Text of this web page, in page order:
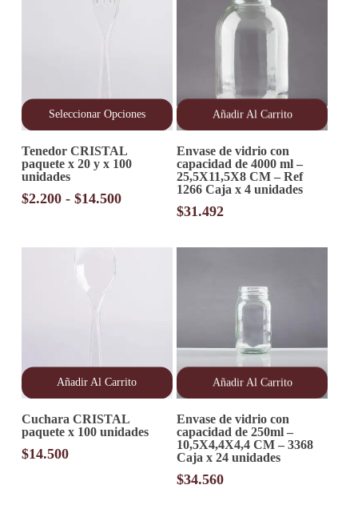
Seleccionar Opciones
producto
tiene
múltiples
variantes.
Tenedor CRISTAL
paquete x 20 y x 100
unidades
$2.200 - $14.500Rango
desde
Añadir Al Carrito
Envase de vidrio con
capacidad de 4000 ml –
25,5X11,5X8 CM – Ref
1266 Caja x 4 unidades
$31.492
Añadir Al Carrito
Cuchara CRISTAL
paquete x 100 unidades
$14.500
Añadir Al Carrito
Envase de vidrio con
capacidad de 250ml –
10,5X4,4X4,4 CM – 3368
Caja x 24 unidades
$34.560